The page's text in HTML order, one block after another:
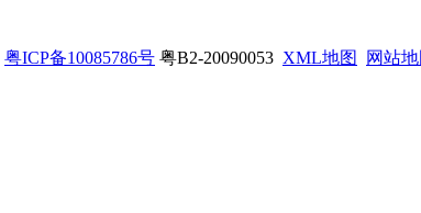
粤ICP备10085786号 粤B2-20090053 XML地图 网站